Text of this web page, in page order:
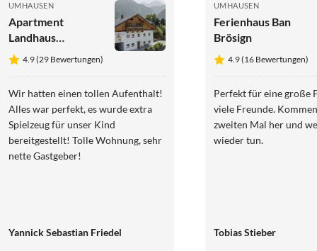
UMHAUSEN
Apartment
Landhaus
Waldhart
4.9 (29 Bewertungen)
Wir hatten einen tollen Aufenthalt!
Alles war perfekt, es wurde extra
Spielzeug für unser Kind
bereitgestellt! Tolle Wohnung, sehr
nette Gastgeber!
Yannick Sebastian Friedel
UMHAUSEN
Ferienhaus Ban
Brösign
4.9 (16 Bewertungen)
Perfekt für eine große
viele Freunde.
zweiten Mal her und
wieder tun.
Tobias Stieber